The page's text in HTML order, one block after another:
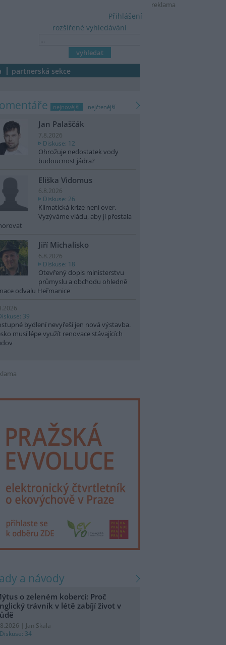
reklama
rozšířené vyhledávání
Přihlášení
partnerská sekce
nejnovější nejčtenější
Jan Palaščák
7.8.2026
Diskuse: 12
Ohrožuje nedostatek vody
budoucnost jádra?
Eliška Vidomus
6.8.2026
Diskuse: 26
Klimatická krize není over.
Vyzýváme vládu, aby ji přestala
Jiří Michalisko
6.8.2026
Diskuse: 18
Otevřený dopis ministerstvu
průmyslu a obchodu ohledně
odvalu Heřmanice
39
bydlení nevyřeší jen nová výstavba.
musí lépe využít renovace stávajících
a návody
o zeleném koberci: Proč
trávník v létě zabíjí život v
| Jan Skala
Diskuse: 34